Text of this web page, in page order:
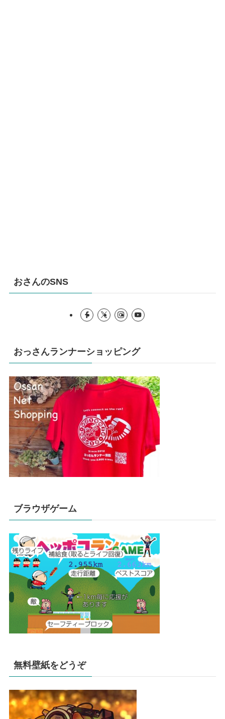
おさんのSNS
おっさんランナーショッピング
ブラウザゲーム
無料壁紙をどうぞ